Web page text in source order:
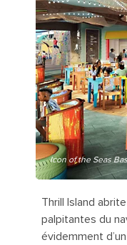
Icon of the Seas
Thrill Island
palpitantes du
évidemment